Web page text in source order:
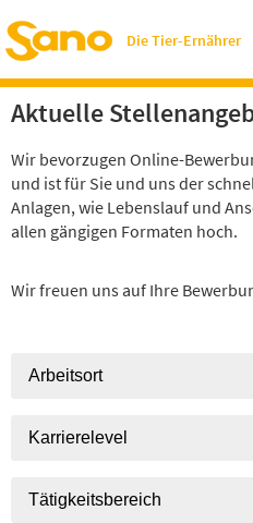
Die Tier-Ernährer
Aktuelle
Wir bevorzugen Online-
und ist für Sie und uns der
Anlagen, wie Lebenslauf und
allen gängigen Formaten hoch.
Wir freuen uns auf Ihre
Arbeitsort
Karrierelevel
Tätigkeitsbereich